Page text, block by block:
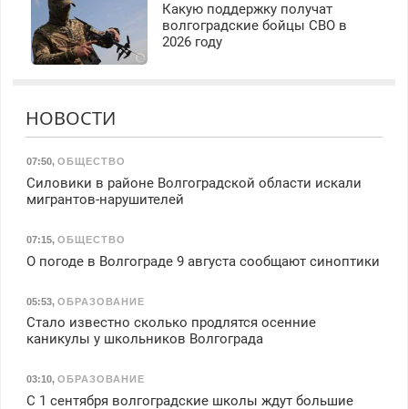
Какую поддержку получат
волгоградские бойцы СВО в
2026 году
НОВОСТИ
07:50, ОБЩЕСТВО
Силовики в районе Волгоградской области искали
мигрантов-нарушителей
07:15, ОБЩЕСТВО
О погоде в Волгограде 9 августа сообщают синоптики
05:53, ОБРАЗОВАНИЕ
Стало известно сколько продлятся осенние
каникулы у школьников Волгограда
03:10, ОБРАЗОВАНИЕ
С 1 сентября волгоградские школы ждут большие